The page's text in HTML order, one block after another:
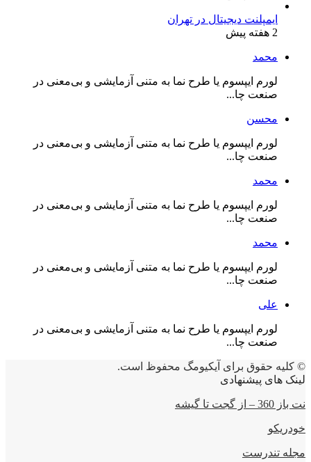
ایمپلنت دیجیتال در تهران
2 هفته پیش
محمد
لورم ایپسوم یا طرح‌ نما به متنی آزمایشی و بی‌معنی در
صنعت چا...
محسن
لورم ایپسوم یا طرح‌ نما به متنی آزمایشی و بی‌معنی در
صنعت چا...
محمد
لورم ایپسوم یا طرح‌ نما به متنی آزمایشی و بی‌معنی در
صنعت چا...
محمد
لورم ایپسوم یا طرح‌ نما به متنی آزمایشی و بی‌معنی در
صنعت چا...
علی
لورم ایپسوم یا طرح‌ نما به متنی آزمایشی و بی‌معنی در
صنعت چا...
© کلیه حقوق برای آیکیومگ محفوظ است.
لینک های پیشنهادی
نت باز 360 – از گجت تا گیشه
خودریکو
مجله‌ تندرست